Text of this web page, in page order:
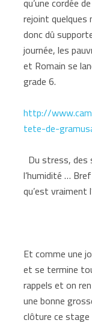
rejoint quelques
donc dû
journée, les
et Romain se
grade 6.
http://
tete-de-
Du stress,
l’humidité …
qu’est vraiment
Et comme une
et se termine
rappels et on
une bonne
clôture ce